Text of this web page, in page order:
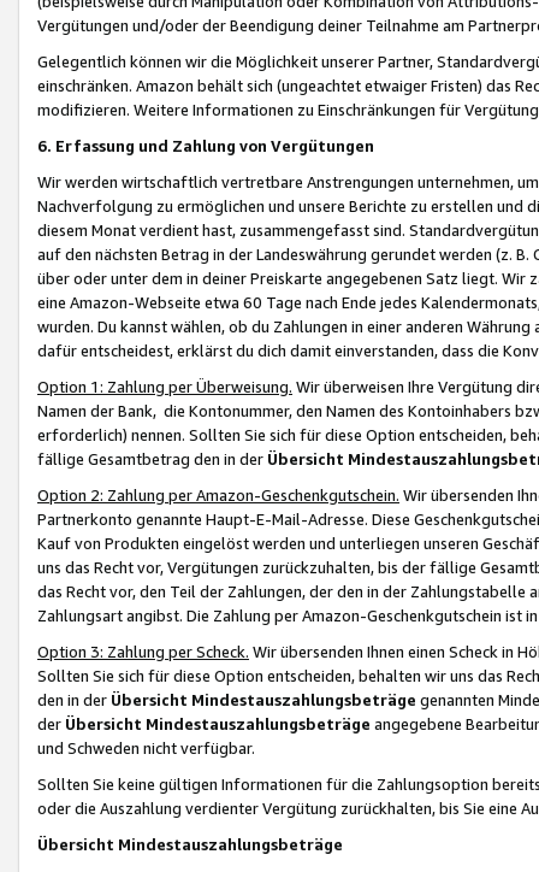
Vergütungen und/oder der Beendigung deiner Teilnahme am
Gelegentlich können wir die Möglichkeit unserer Partner,
einschränken. Amazon behält sich (ungeachtet etwaiger Fristen) das
modifizieren. Weitere Informationen zu Einschränkungen für
6. Erfassung und Zahlung von Vergütungen
Wir werden wirtschaftlich vertretbare Anstrengungen unternehmen,
Nachverfolgung zu ermöglichen und unsere Berichte zu erstellen und
diesem Monat verdient hast, zusammengefasst sind.
auf den nächsten Betrag in der Landeswährung gerundet werden (z.
über oder unter dem in deiner Preiskarte angegebenen Satz liegt.
eine Amazon-Webseite etwa 60 Tage nach Ende jedes
wurden. Du kannst wählen, ob du Zahlungen in einer anderen
dafür entscheidest, erklärst du dich damit einverstanden, dass die
Option 1: Zahlung per Überweisung. Wir überweisen Ihre Vergütung
Namen der Bank, die Kontonummer, den Namen des Kontoinhabers
erforderlich) nennen. Sollten Sie sich für diese Option entscheiden,
fällige Gesamtbetrag den in der Übersicht
Option 2: Zahlung per Amazon-Geschenkgutschein. Wir übersenden
Partnerkonto genannte Haupt-E-Mail-Adresse. Diese
Kauf von Produkten eingelöst werden und unterliegen unseren
uns das Recht vor, Vergütungen zurückzuhalten, bis der fällige
das Recht vor, den Teil der Zahlungen, der den in der
Zahlungsart angibst. Die Zahlung per Amazon-Geschenkgutschein ist
Option 3: Zahlung per Scheck. Wir übersenden Ihnen einen Scheck in
Sollten Sie sich für diese Option entscheiden, behalten wir uns das
den in der Übersicht Mindestauszahlungsbeträge genannten
der Übersicht Mindestauszahlungsbeträge angegebene
und Schweden nicht verfügbar.
Sollten Sie keine gültigen Informationen für die Zahlungsoption
oder die Auszahlung verdienter Vergütung zurückhalten, bis Sie
Übersicht Mindestauszahlungsbeträge